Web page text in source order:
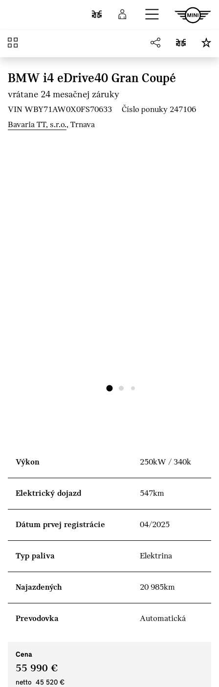
Porovnať Prihlásenie
Prehľad
BMW i4 eDrive40 Gran Coupé
vrátane 24 mesačnej záruky
VIN WBY71AW0X0FS70633
Číslo ponuky 247106
Bavaria TT, s.r.o., Trnava
Výkon 250kW / 340k
Elektrický dojazd 547km
Dátum prvej registrácie 04/2025
Typ paliva Elektrina
Najazdených 20 985km
Prevodovka Automatická
Cena
55 990 €
netto 45 520 €